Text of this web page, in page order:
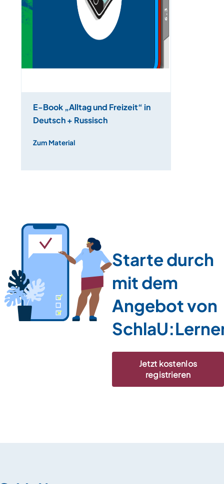
E-Book „Alltag und Freizeit“ in
Deutsch + Russisch
Zum Material
Starte durch
mit dem
Angebot von
Jetzt kostenlos
registrieren